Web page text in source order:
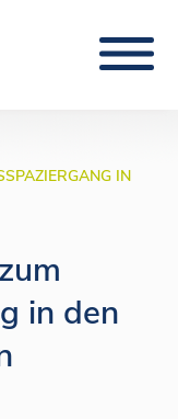
IN
in den